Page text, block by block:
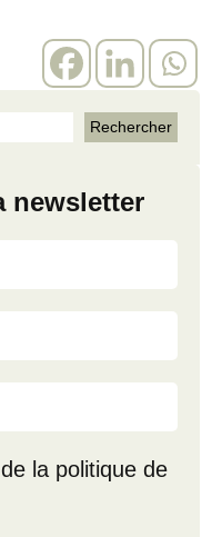
newsletter
la politique de